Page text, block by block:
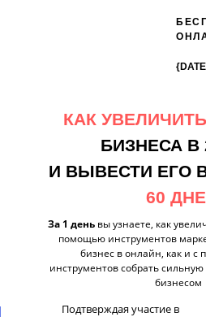
КАК УВЕЛИЧИТЬ
БИЗНЕСА В
И ВЫВЕСТИ ЕГО
60
За 1 день вы узнаете, как
помощью инструментов
бизнес в онлайн, как и с
инструментов собрать
бизнесом
Подтверждая участие в